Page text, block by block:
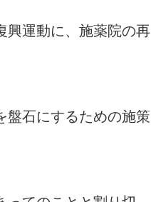
興運動に、施薬院の再
盤石にするための施策